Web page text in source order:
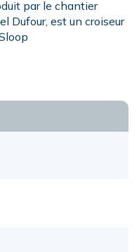
par le chantier
Dufour, est un croiseur